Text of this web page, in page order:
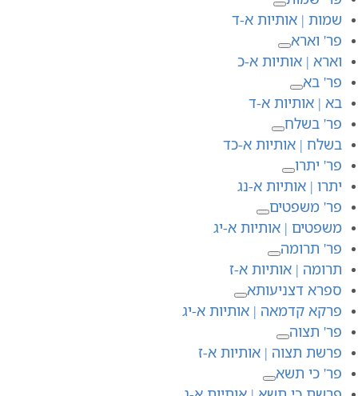
שמות | אותיות א-ד
פר' וארא
וארא | אותיות א-כ
פר' בא
בא | אותיות א-ד
פר' בשלח
בשלח | אותיות א-כד
פר' יתרו
יתרו | אותיות א-נג
פר' משפטים
משפטים | אותיות א-יג
פר' תרומה
תרומה | אותיות א-ז
ספרא דצניעותא
פרקא קדמאה | אותיות א-יג
פר' תצוה
פרשת תצוה | אותיות א-ז
פר' כי תשא